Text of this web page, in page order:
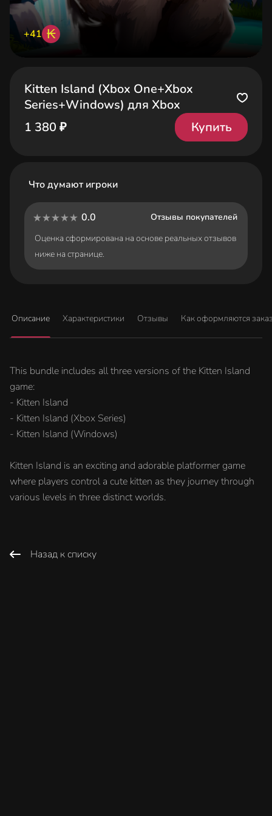
+41 ₭
Kitten Island (Xbox One+Xbox
Series+Windows) для Xbox
1 380 ₽
Купить
Что думают игроки
0.0
Отзывы покупателей
Оценка сформирована на основе реальных отзывов
ниже на странице.
Описание Характеристики Отзывы Как оформляются
This bundle includes all three versions of the Kitten Island
game:
- Kitten Island
- Kitten Island (Xbox Series)
- Kitten Island (Windows)
Kitten Island is an exciting and adorable platformer game
where players control a cute kitten as they journey through
various levels in three distinct worlds.
Назад к списку